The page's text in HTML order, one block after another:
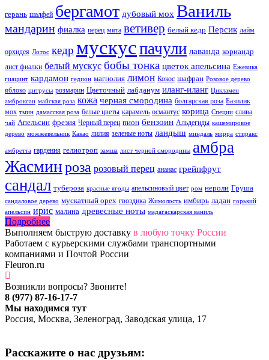
герань шалфей бергамот дубовый мох Ваниль
мандарин фиалка перец мята ветивер белый кедр Персик лайм
орхидея Лотос кедр мускуспачули лаванда кориандр
лист фиалки белый мускус бобы тонка цветок апельсина Ежевика
гиацинт кардамон гедион магнолия лимон Кокос шафран Розовое дерево
яблоко цитрусы розмарин Цветочный лабданум иланг-иланг Цикламен
амброксан майская роза кожа черная смородина болгарская роза Базилик
мох тмин дамасская роза белые цветы карамель османтус корица Специи слива
чай Апельсин фрезия Черный перец пион бензоин Альдегиды кашемировое
дерево можжевельник Какао лилия зеленые ноты ландыш миндаль мирра стиракс
амбретта гардения гелиотроп замша лист черной смородины амбра
Жасминроза розовый перец ананас грейпфрут
сандал тубероза красные ягоды апельсиновый цвет ром нероли Груша
сандаловое дерево мускатный орех гвоздика Жимолость имбирь ладан горький
апельсин ирис малина древесные ноты мадагаскарская ваниль
Подробнее
Выполняем быструю доставку в любую точку России
Работаем с курьерскими службами транспортными
компаниями и Почтой России
Fleuron.ru
Возникли вопросы? Звоните!
8 (977) 87-16-17-7
Мы находимся тут
Россия, Москва, Зеленоград, Заводская улица, 17
Расскажите о нас друзьям: